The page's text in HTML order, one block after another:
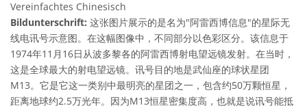
Vereinfachtes Chinesisch
Bildunterschrift: 这张图片展示的是名为"阿雷西博信息"的星际无
线电讯号示意图。在这幅图像中，不同部分以色彩区分。该信息于
1974年11月16日从波多黎各的阿雷西博射电望远镜发射。在当时，
这是全球最大的射电望远镜。讯号目的地是武仙座的球状星团
M13。它是它这一类别中最明亮的星团之一，包含约50万颗恒星，
距离地球约2.5万光年。因为M13恒星密集度高，也就是说讯号能抵